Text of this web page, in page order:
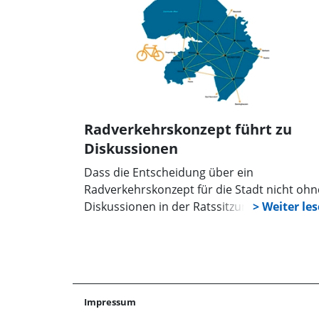
Radverkehrskonzept führt zu
Diskussionen
Dass die Entscheidung über ein
Radverkehrskonzept für die Stadt nicht
Diskussionen in der Ratssitzung am 19. Juni
Impressum